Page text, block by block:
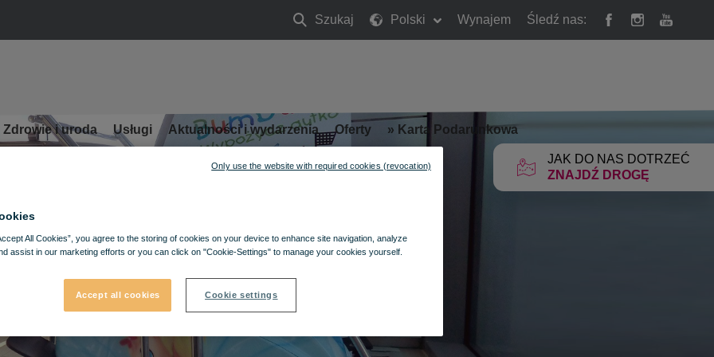
Szukaj
Szukaj
Polski Wynajem Śledź nas:
JAK DO NAS DOTRZEĆ
ZNAJDŹ DROGĘ
Zdrowie i uroda Usługi Aktualności i wydarzenia Oferty » Karta Podarunkowa
All Cookies”, you agree to the storing of cookies on your device to enhance site navigation, analyze
assist in our marketing efforts or you can click on "Cookie-Settings" to manage your cookies yourself.
Accept all cookies Cookie settings
Only use the website with required cookies (revocation)